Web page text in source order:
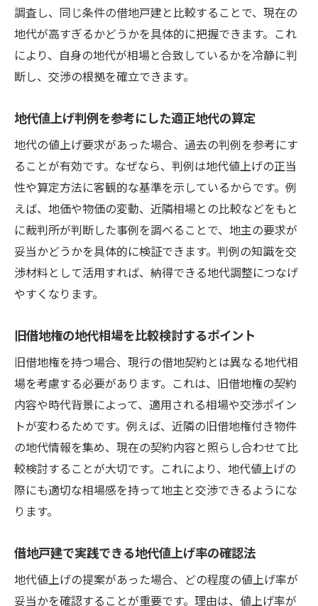
調査し、同じ条件の借地戸建と比較することで、現在の
地代が高すぎるかどうかを具体的に把握できます。これ
により、自身の地代が相場と合致しているかを冷静に判
断し、交渉の根拠を確立できます。
地代値上げ判例を参考にした適正地代の算定
地代の値上げ要求があった場合、過去の判例を参考にす
ることが有効です。なぜなら、判例は地代値上げの正当
性や算定方法に客観的な基準を示しているからです。例
えば、地価や物価の変動、近隣相場との比較などをもと
に裁判所が判断した事例を調べることで、地主の要求が
妥当かどうかを具体的に検証できます。判例の知識を交
渉材料として活用すれば、納得できる地代調整につなげ
やすくなります。
旧借地権の地代相場を比較検討するポイント
旧借地権を持つ場合、現行の借地契約とは異なる地代相
場を考慮する必要があります。これは、旧借地権の契約
内容や時代背景によって、適用される相場や交渉ポイン
トが変わるためです。例えば、近隣の旧借地権付き物件
の地代情報を集め、現在の契約内容と照らし合わせて比
較検討することが大切です。これにより、地代値上げの
際にも適切な相場感を持って地主と交渉できるようにな
ります。
借地戸建で実践できる地代値上げ率の確認法
地代値上げの提案があった場合、どの程度の値上げ率が
妥当かを確認することが重要です。理由は、値上げ率が